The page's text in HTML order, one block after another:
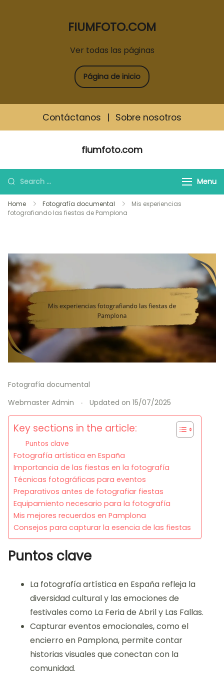
Ver todas las páginas
FIUMFOTO.COM
Página de inicio
Contáctanos | Sobre nosotros
fiumfoto.com
Search
for:
Menu
Home Fotografía documental
Mis experiencias
fotografiando las fiestas de Pamplona
Fotografía documental
Webmaster Admin
Updated on 15/07/2025
Key sections in the article:
Puntos clave
Fotografía artística en España
Importancia de las fiestas en la fotografía
Técnicas fotográficas para eventos
Preparativos antes de fotografiar fiestas
Equipamiento necesario para la fotografía
Mis mejores recuerdos en Pamplona
Consejos para capturar la esencia de las fiestas
Puntos clave
La fotografía artística en España refleja la
diversidad cultural y las emociones de
festivales como La Feria de Abril y Las Fallas.
Capturar eventos emocionales, como el
encierro en Pamplona, permite contar
historias visuales que conectan con la
comunidad.